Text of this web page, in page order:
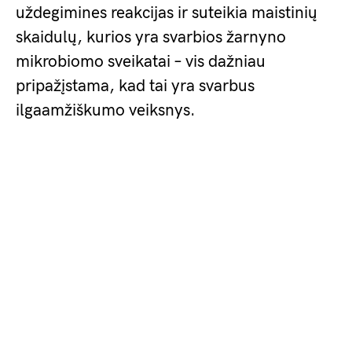
uždegimines reakcijas ir suteikia maistinių
skaidulų, kurios yra svarbios žarnyno
mikrobiomo sveikatai – vis dažniau
pripažįstama, kad tai yra svarbus
ilgaamžiškumo veiksnys.